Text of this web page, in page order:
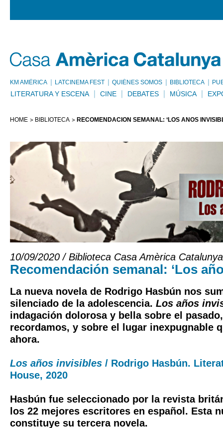
KM AMÈRICA LATCINEMA FEST QUIÉNES SOMOS BIBLIOTECA
LITERATURA Y ESCENA CINE DEBATES MÚSICA
HOME BIBLIOTECA RECOMENDACIÓN SEMANAL: ‘LOS AÑOS
10/09/2020 / Biblioteca Casa Amèrica Catalunya
Recomendación semanal: ‘Los
La nueva novela de Rodrigo Hasbún nos
silenciado de la adolescencia. Los años
indagación dolorosa y bella sobre el
recordamos, y sobre el lugar inexpugnable
ahora.
Los años invisibles / Rodrigo Hasbún.
House, 2020
Hasbún fue seleccionado por la revista
los 22 mejores escritores en español. Esta
constituye su tercera novela.